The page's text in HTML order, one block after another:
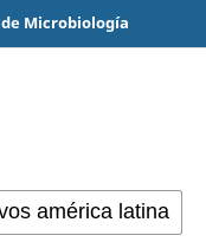
Microbiología